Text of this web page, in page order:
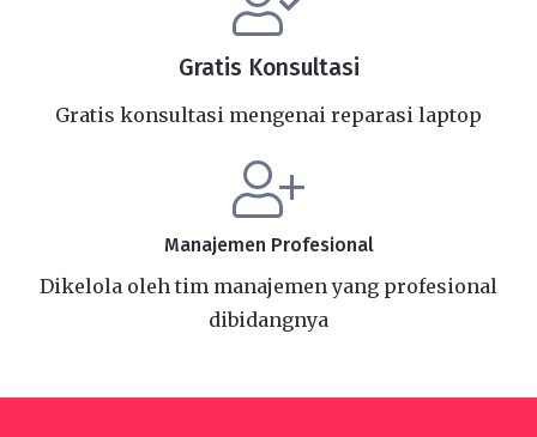
Gratis Konsultasi
Gratis konsultasi mengenai reparasi laptop
Manajemen Profesional
Dikelola oleh tim manajemen yang profesional
dibidangnya